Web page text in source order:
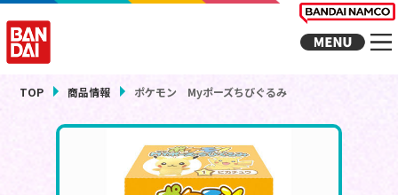
TOP 商品情報 ポケモン Myポーズちびぐるみ